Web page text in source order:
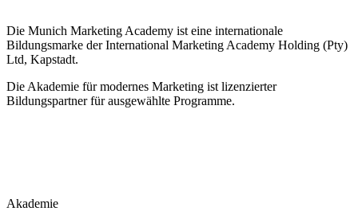
Die Munich Marketing Academy ist eine internationale
Bildungsmarke der International Marketing Academy Holding (Pty)
Ltd, Kapstadt.
Die Akademie für modernes Marketing ist lizenzierter
Bildungspartner für ausgewählte Programme.
Akademie